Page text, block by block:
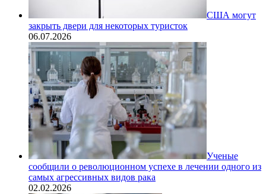
США могут
закрыть двери для некоторых туристок
06.07.2026
Ученые
сообщили о революционном успехе в лечении одного из
самых агрессивных видов рака
02.02.2026